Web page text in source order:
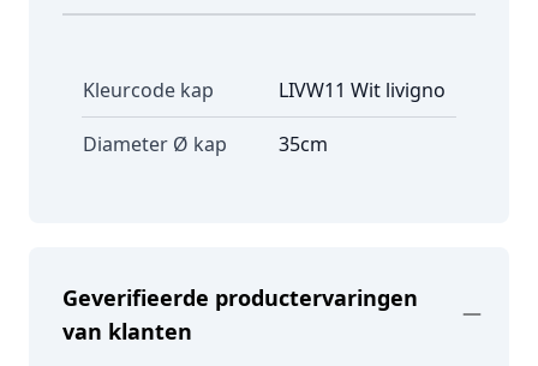
Kleurcode kap LIVW11 Wit livigno
Diameter Ø kap 35cm
Geverifieerde productervaringen
van klanten